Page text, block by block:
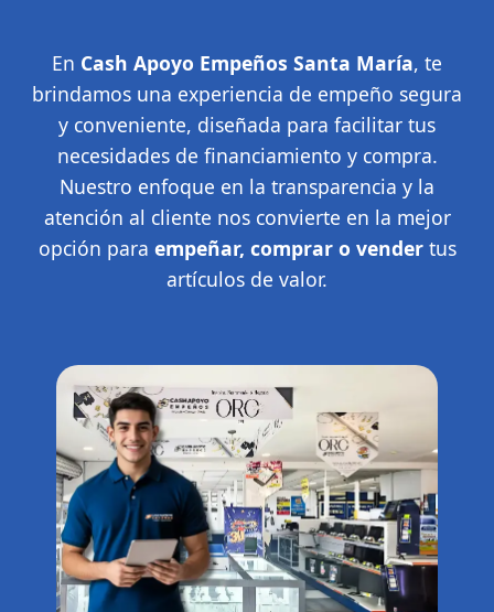
En Cash Apoyo Empeños Santa María, te
brindamos una experiencia de empeño segura
y conveniente, diseñada para facilitar tus
necesidades de financiamiento y compra.
Nuestro enfoque en la transparencia y la
atención al cliente nos convierte en la mejor
opción para empeñar, comprar o vendertus
artículos de valor.